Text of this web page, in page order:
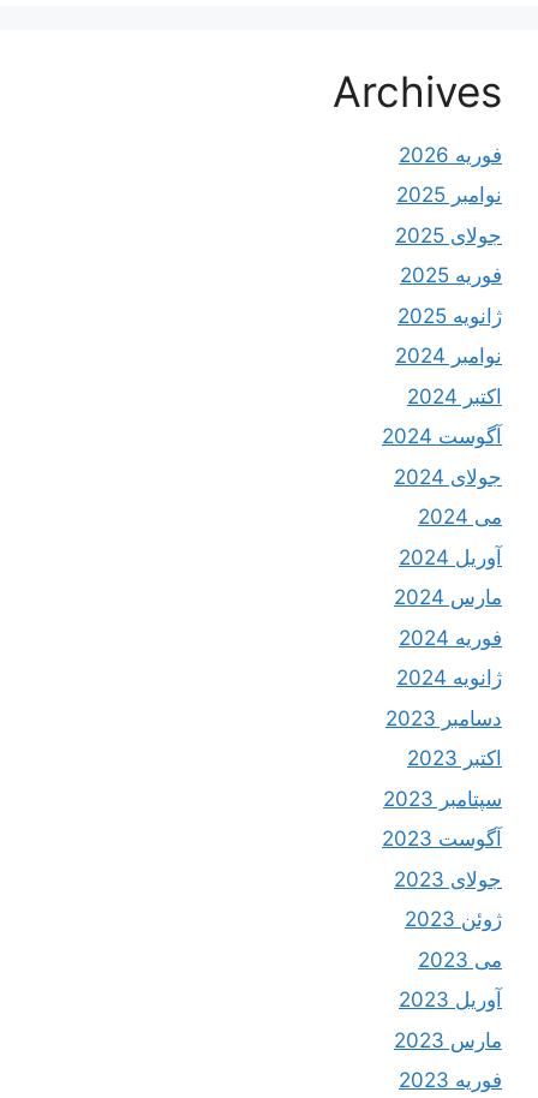
Archives
فوریه 2026
نوامبر 2025
جولای 2025
فوریه 2025
ژانویه 2025
نوامبر 2024
اکتبر 2024
آگوست 2024
جولای 2024
می 2024
آوریل 2024
مارس 2024
فوریه 2024
ژانویه 2024
دسامبر 2023
اکتبر 2023
سپتامبر 2023
آگوست 2023
جولای 2023
ژوئن 2023
می 2023
آوریل 2023
مارس 2023
فوریه 2023